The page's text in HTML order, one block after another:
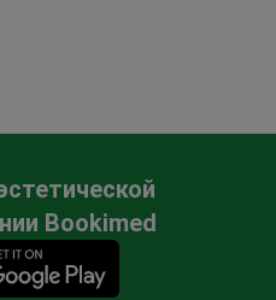
Bookimed